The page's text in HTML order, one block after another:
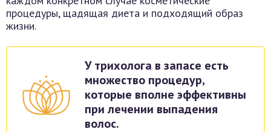
процедуры, щадящая диета и подходящий образ
жизни.
У трихолога в запасе есть
множество процедур,
которые вполне эффективны
при лечении выпадения
волос.